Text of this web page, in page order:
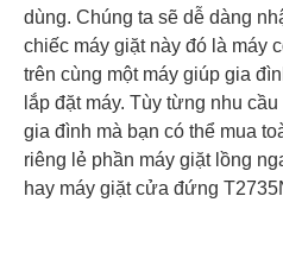
dùng. Chúng ta sẽ dễ dàng
chiếc máy giặt này đó là máy
trên cùng một máy giúp gia
lắp đặt máy. Tùy từng nhu
gia đình mà bạn có thể mua
riêng lẻ phần máy giặt lồng
hay máy giặt cửa đứng